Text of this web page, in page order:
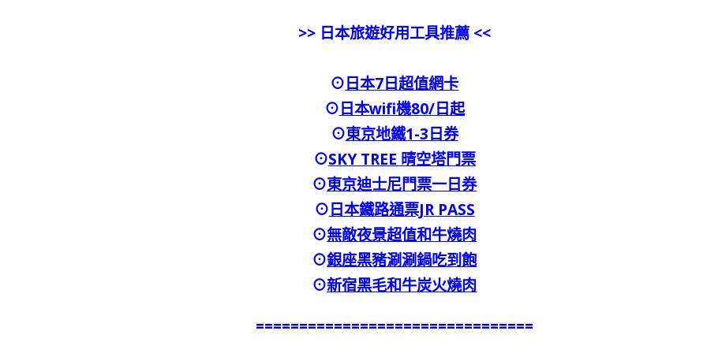
>> 日本旅遊好用工具推薦 <<
⊙日本7日超值網卡
⊙日本wifi機80/日起
⊙東京地鐵1-3日券
⊙SKY TREE 晴空塔門票
⊙東京迪士尼門票一日券
⊙日本鐵路通票JR PASS
⊙無敵夜景超值和牛燒肉
⊙銀座黑豬涮涮鍋吃到飽
⊙新宿黑毛和牛炭火燒肉
================================